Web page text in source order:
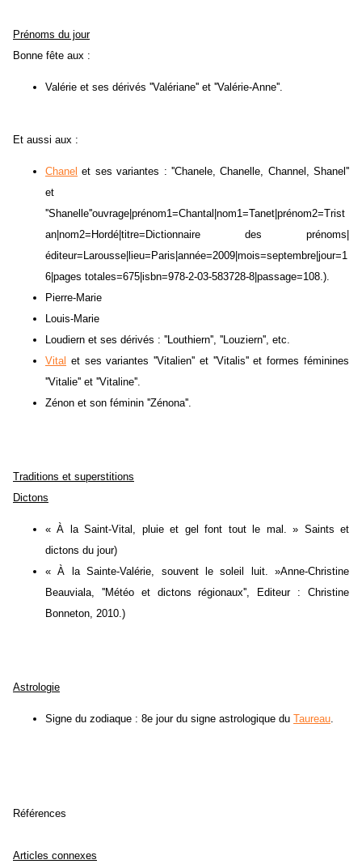
Prénoms du jour
Bonne fête aux :
Valérie et ses dérivés ''Valériane'' et ''Valérie-Anne''.
Et aussi aux :
Chanel et ses variantes : ''Chanele, Chanelle, Channel, Shanel''
et
''Shanelle''ouvrage|prénom1=Chantal|nom1=Tanet|prénom2=Trist
an|nom2=Hordé|titre=Dictionnaire des prénoms|
éditeur=Larousse|lieu=Paris|année=2009|mois=septembre|jour=1
6|pages totales=675|isbn=978-2-03-583728-8|passage=108.).
Pierre-Marie
Louis-Marie
Loudiern et ses dérivés : ''Louthiern'', ''Louziern'', etc.
Vital et ses variantes ''Vitalien'' et ''Vitalis'' et formes féminines
''Vitalie'' et ''Vitaline''.
Zénon et son féminin ''Zénona''.
Traditions et superstitions
Dictons
« À la Saint-Vital, pluie et gel font tout le mal. » Saints et
dictons du jour)
« À la Sainte-Valérie, souvent le soleil luit. »Anne-Christine
Beauviala, ''Météo et dictons régionaux'', Editeur : Christine
Bonneton, 2010.)
Astrologie
Signe du zodiaque : 8e jour du signe astrologique du Taureau.
Références
Articles connexes